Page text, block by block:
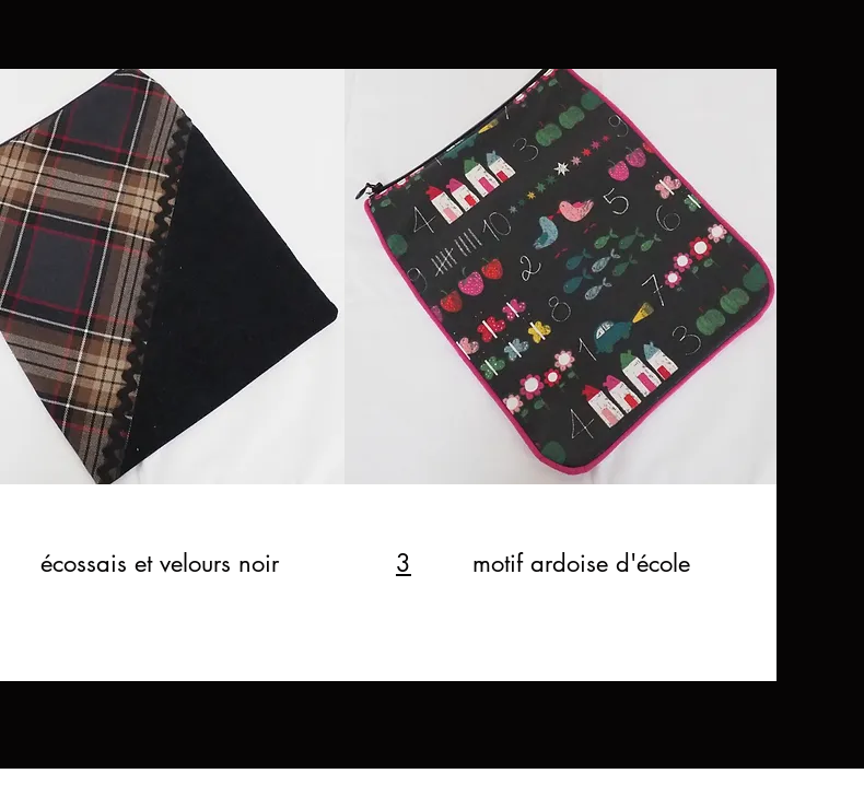
écossais et velours noir 3 motif ardoise d'école